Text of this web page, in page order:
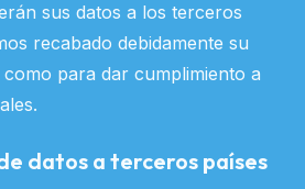
sus datos a los terceros
recabado debidamente su
para dar cumplimiento a
datos a terceros países